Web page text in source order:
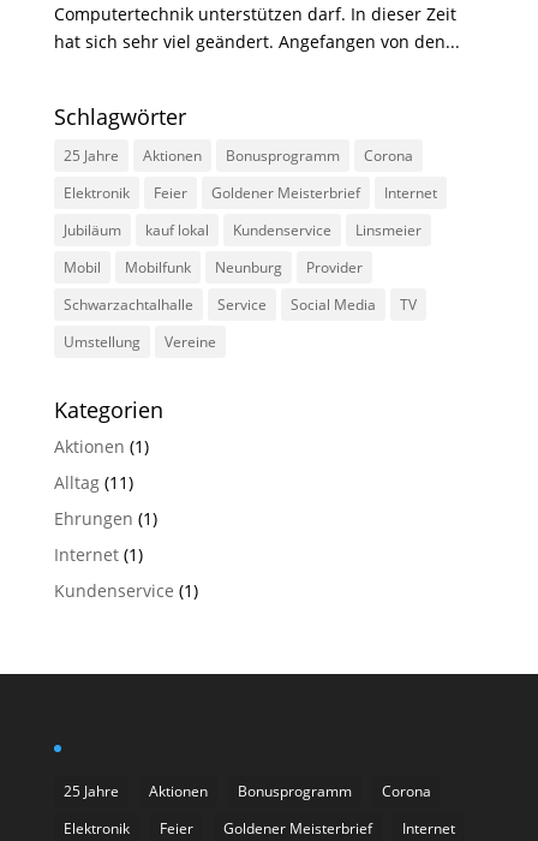
Computertechnik unterstützen darf. In dieser Zeit
hat sich sehr viel geändert. Angefangen von den...
Schlagwörter
25 Jahre Aktionen Bonusprogramm
Corona
Elektronik
Feier Goldener Meisterbrief
Internet
Jubiläum
kauf lokal Kundenservice
Linsmeier
Mobil
Mobilfunk Neunburg
Provider
Schwarzachtalhalle
Service Social Media
TV
Umstellung
Vereine
Kategorien
Aktionen (1)
Alltag(11)
Ehrungen (1)
Internet(1)
Kundenservice (1)
25 Jahre Aktionen Bonusprogramm
Corona
Elektronik
Feier Goldener Meisterbrief
Internet